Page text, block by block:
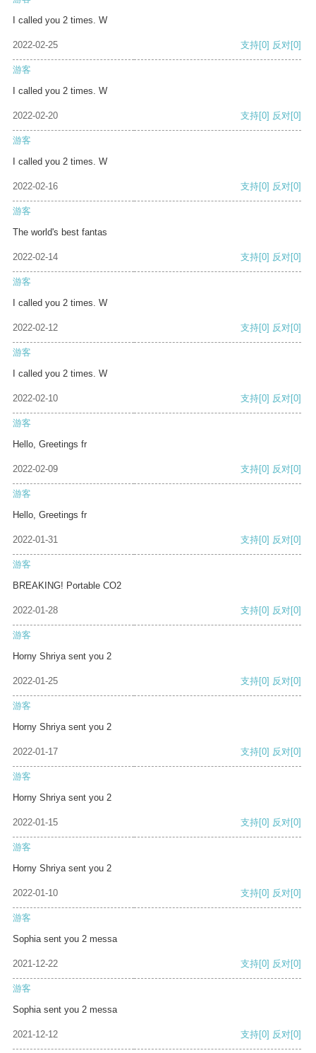
I called you 2 times. W
2022-02-25 支持[0] 反对[0]
游客
I called you 2 times. W
2022-02-20 支持[0] 反对[0]
游客
I called you 2 times. W
2022-02-16 支持[0] 反对[0]
游客
The world's best fantas
2022-02-14 支持[0] 反对[0]
游客
I called you 2 times. W
2022-02-12 支持[0] 反对[0]
游客
I called you 2 times. W
2022-02-10 支持[0] 反对[0]
游客
Hello, Greetings fr
2022-02-09 支持[0] 反对[0]
游客
Hello, Greetings fr
2022-01-31 支持[0] 反对[0]
游客
BREAKING! Portable CO2
2022-01-28 支持[0] 反对[0]
游客
Horny Shriya sent you 2
2022-01-25 支持[0] 反对[0]
游客
Horny Shriya sent you 2
2022-01-17 支持[0] 反对[0]
游客
Horny Shriya sent you 2
2022-01-15 支持[0] 反对[0]
游客
Horny Shriya sent you 2
2022-01-10 支持[0] 反对[0]
游客
Sophia sent you 2 messa
2021-12-22 支持[0] 反对[0]
游客
Sophia sent you 2 messa
2021-12-12 支持[0] 反对[0]